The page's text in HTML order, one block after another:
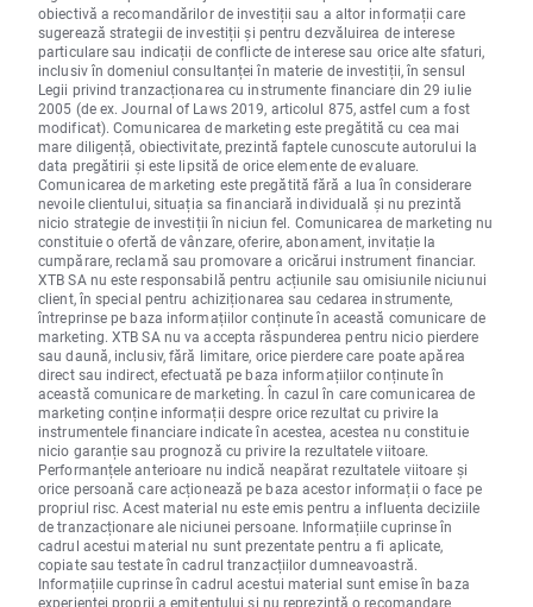
obiectivă a recomandărilor de investiții sau a altor informații care
sugerează strategii de investiții și pentru dezvăluirea de interese
particulare sau indicații de conflicte de interese sau orice alte sfaturi,
inclusiv în domeniul consultanței în materie de investiții, în sensul
Legii privind tranzacționarea cu instrumente financiare din 29 iulie
2005 (de ex. Journal of Laws 2019, articolul 875, astfel cum a fost
modificat). Comunicarea de marketing este pregătită cu cea mai
mare diligență, obiectivitate, prezintă faptele cunoscute autorului la
data pregătirii și este lipsită de orice elemente de evaluare.
Comunicarea de marketing este pregătită fără a lua în considerare
nevoile clientului, situația sa financiară individuală și nu prezintă
nicio strategie de investiții în niciun fel. Comunicarea de marketing nu
constituie o ofertă de vânzare, oferire, abonament, invitație la
cumpărare, reclamă sau promovare a oricărui instrument financiar.
XTB SA nu este responsabilă pentru acțiunile sau omisiunile niciunui
client, în special pentru achiziționarea sau cedarea instrumente,
întreprinse pe baza informațiilor conținute în această comunicare de
marketing. XTB SA nu va accepta răspunderea pentru nicio pierdere
sau daună, inclusiv, fără limitare, orice pierdere care poate apărea
direct sau indirect, efectuată pe baza informațiilor conținute în
această comunicare de marketing. În cazul în care comunicarea de
marketing conține informații despre orice rezultat cu privire la
instrumentele financiare indicate în acestea, acestea nu constituie
nicio garanție sau prognoză cu privire la rezultatele viitoare.
Performanțele anterioare nu indică neapărat rezultatele viitoare și
orice persoană care acționează pe baza acestor informații o face pe
propriul risc. Acest material nu este emis pentru a influenta deciziile
de tranzacționare ale niciunei persoane. Informațiile cuprinse în
cadrul acestui material nu sunt prezentate pentru a fi aplicate,
copiate sau testate în cadrul tranzacțiilor dumneavoastră.
Informațiile cuprinse în cadrul acestui material sunt emise în baza
experienței proprii a emitentului și nu reprezintă o recomandare